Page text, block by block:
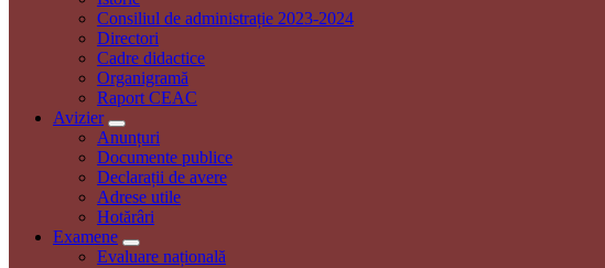
Consiliul de administrație 2023-2024
Directori
Cadre didactice
Organigramă
Raport CEAC
Avizier
Anunțuri
Documente publice
Declarații de avere
Adrese utile
Hotărâri
Examene
Evaluare națională